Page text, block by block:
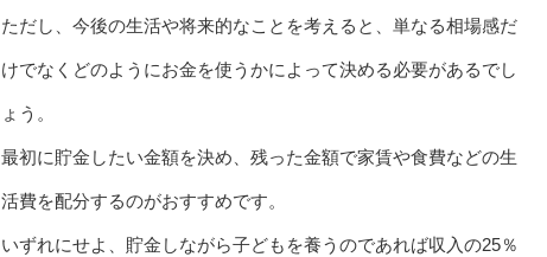
ただし、今後の生活や将来的なことを考えると、単なる相場感だ
けでなくどのようにお金を使うかによって決める必要があるでし
ょう。
最初に貯金したい金額を決め、残った金額で家賃や食費などの生
活費を配分するのがおすすめです。
いずれにせよ、貯金しながら子どもを養うのであれば収入の25％